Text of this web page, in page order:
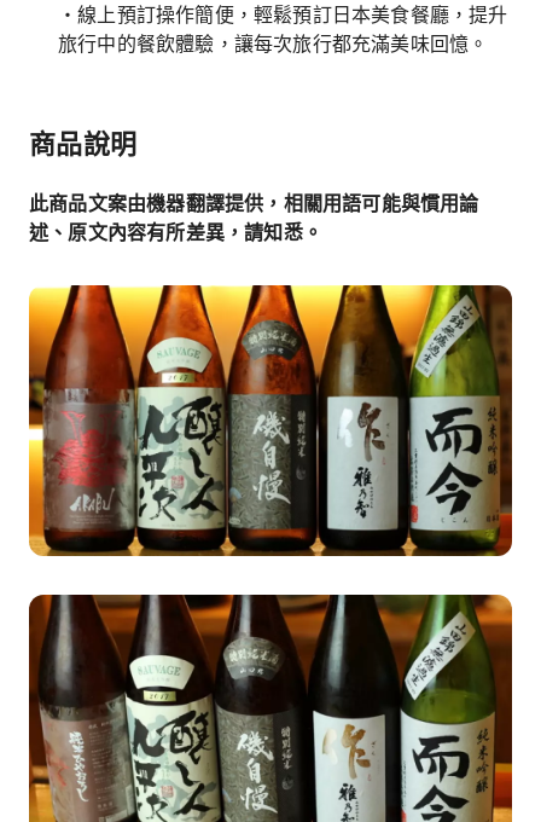
・線上預訂操作簡便，輕鬆預訂日本美食餐廳，提升
旅行中的餐飲體驗，讓每次旅行都充滿美味回憶。
商品說明
此商品文案由機器翻譯提供，相關用語可能與慣用論
述、原文內容有所差異，請知悉。